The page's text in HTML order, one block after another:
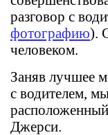
разговор с
фотографию).
человеком.
Заняв лучшее
с водителем,
Джерси.